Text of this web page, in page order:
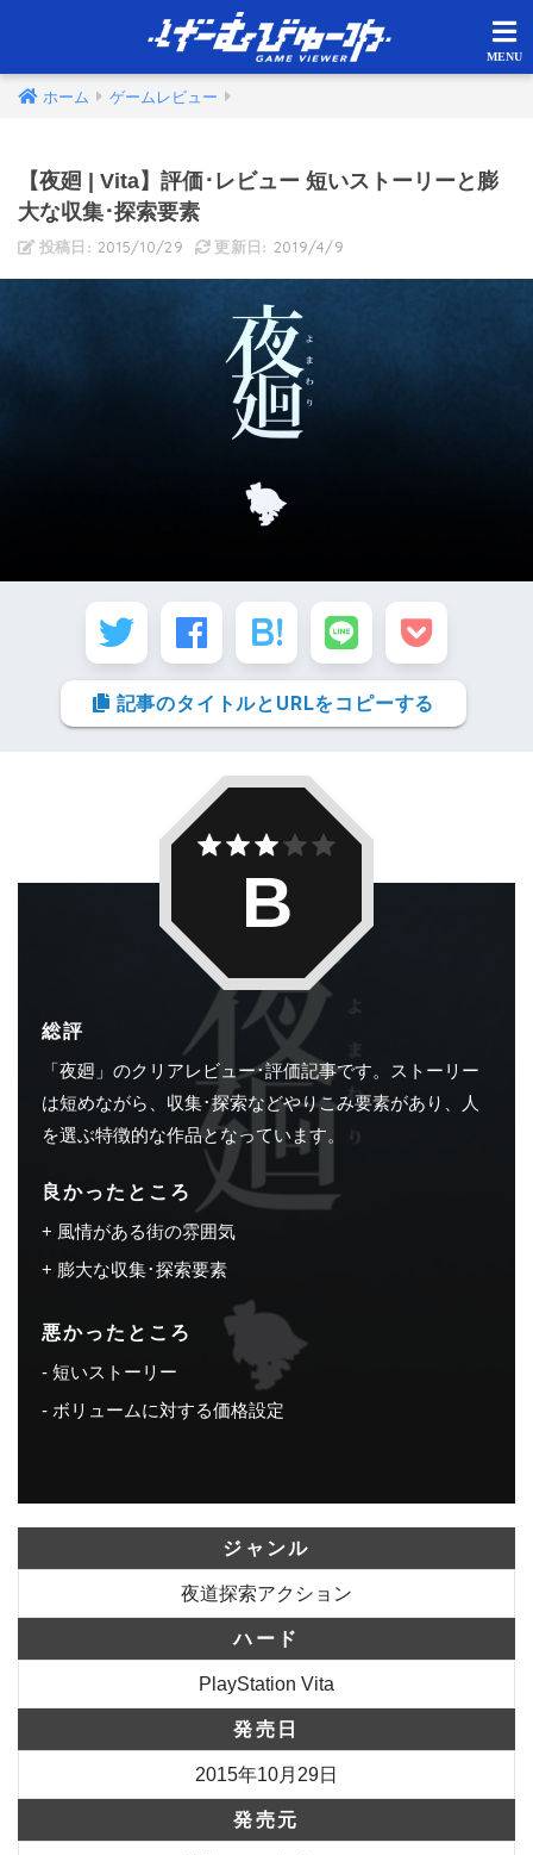
ホーム ゲームレビュー
【夜廻 | Vita】評価･レビュー 短いストーリーと膨
大な収集･探索要素
2015/10/29 2019/4/9
記事のタイトルとURLをコピーする
総評
「夜廻」のクリアレビュー･評価記事です。ストーリー
は短めながら、収集･探索などやりこみ要素があり、人
を選ぶ特徴的な作品となっています。
良かったところ
風情がある街の雰囲気
膨大な収集･探索要素
悪かったところ
短いストーリー
ボリュームに対する価格設定
B
ジャンル
夜道探索アクション
ハード
PlayStation Vita
発売日
2015年10月29日
発売元